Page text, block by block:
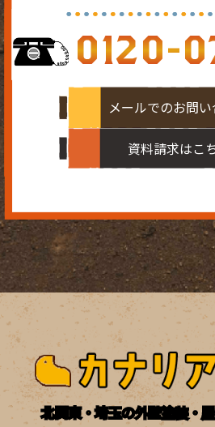
0120-
メールでのお問
資料請求はこ
北関東・埼玉の外壁塗装・